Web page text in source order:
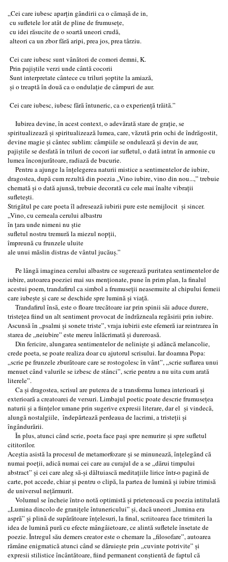
„Cei care iubesc aparțin gândirii ca o cămașă de in,
cu sufletele lor atât de pline de frumusețe,
cu idei răsucite de o soartă uneori crudă,
alteori ca un zbor fără aripi, prea jos, prea târziu.
Cei care iubesc sunt vânători de comori demni, K.
Prin pajiştile verzi unde cântă cocorii
Sunt interpretate cântece cu triluri șoptite la amiază,
și o treaptă în două ca o ondulație de câmpuri de aur.
Cei care iubesc, iubesc fără întuneric, ca o experiență trăită.”
Iubirea devine, în acest context, o adevărată stare de grație, se
spiritualizează și spiritualizează lumea, care, văzută prin ochi de îndrăgostit,
devine magie și cântec sublim: câmpiile se ondulează și devin de aur,
pajiștile se desfată în triluri de cocori iar sufletul, o dată intrat în armonie cu
lumea înconjurătoare, radiază de bucurie.
Pentru a ajunge la înțelegerea naturii mistice a sentimentelor de iubire,
dragostea, după cum rezultă din poezia „Vino iubire, vino din nou...,” trebuie
chemată și o dată ajunsă, trebuie decorată cu cele mai înalte vibrații
sufletești.
Strigătul pe care poeta îl adresează iubirii pure este nemijlocit și sincer.
„Vino, cu cerneala cerului albastru
în țara unde nimeni nu știe
sufletul nostru tremură la miezul nopții,
împreună cu frunzele uluite
ale unui măslin distras de vântul jucăuș.”
Pe lângă imaginea cerului albastru ce sugerează puritatea sentimentelor de
iubire, autoarea poeziei mai sus menționate, pune în prim plan, la finalul
acestui poem, trandafirul ca simbol a frumuseții neasemuite al chipului femeii
care iubește și care se deschide spre lumină și viață.
Trandafirul însă, este o floare trecătoare iar prin spinii săi aduce durere,
tristețea fiind un alt sentiment provocat de îndrăzneala regăsirii prin iubire.
Ascunsă în „psalmi și sonete triste”, vraja iubirii este efemeră iar reintrarea în
starea de „neiubire” este mereu înlăcrimată și dureroasă.
Din fericire, alungarea sentimentelor de neliniște și adâncă melancolie,
crede poeta, se poate realiza doar cu ajutorul scrisului. Iar doamna Popa:
„scrie pe frunzele zburătoare care se rostogolesc în vânt”, „scrie suflarea unui
menuet când valurile se izbesc de stânci”, scrie pentru a nu uita cum arată
literele”.
Ca și dragostea, scrisul are puterea de a transforma lumea interioară și
exterioară a creatoarei de versuri. Limbajul poetic poate descrie frumusețea
naturii și a ființelor umane prin sugerive expresii literare, dar el și vindecă,
alungă nostalgiile, îndepărtează perdeaua de lacrimi, a tristeții și
îngândurării.
În plus, atunci când scrie, poeta face pași spre nemurire și spre sufletul
cititorilor.
Aceștia asistă la procesul de metamorfozare și se minunează, înțelegând că
numai poeții, adică numai cei care au curajul de a se „dărui timpului
abstract” și cei care aleg să-și dăltuiască meditațiile lirice într-o pagină de
carte, pot accede, chiar și pentru o clipă, la partea de lumină și iubire trimisă
de universul nețărmurit.
Volumul se încheie într-o notă optimistă și prietenoasă cu poezia intitulată
„Lumina dincolo de granițele întunericului” și, dacă uneori „lumina era
aspră” și plină de supărătoare înțelesuri, la final, scriitoarea face trimiteri la
idea de lumină pură cu efecte mângâietoare, ce alintă sufletele însetate de
poezie. Întregul său demers creator este o chemare la „filosofare”, autoarea
rămâne enigmatică atunci când se dăruiește prin „cuvinte potrivite” și
expresii stilistice încântătoare, fiind permanent conștientă de faptul că